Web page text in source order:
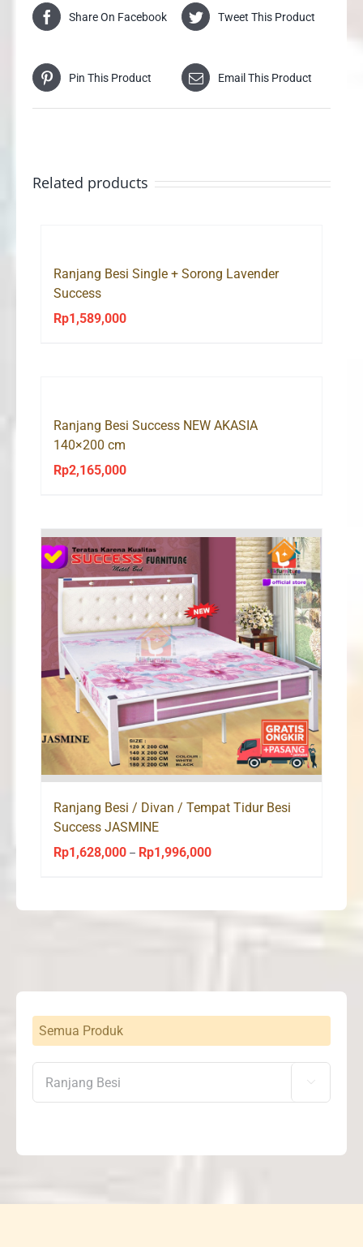
Share On Facebook Tweet This Product
Pin This Product Email This Product
Related products
Ranjang Besi Single + Sorong Lavender
Success
Rp1,589,000
Ranjang Besi Success NEW AKASIA
140×200 cm
Rp2,165,000
Ranjang Besi / Divan / Tempat Tidur Besi
Success JASMINE
Rp1,628,000 – Rp1,996,000Price
Semua Produk
